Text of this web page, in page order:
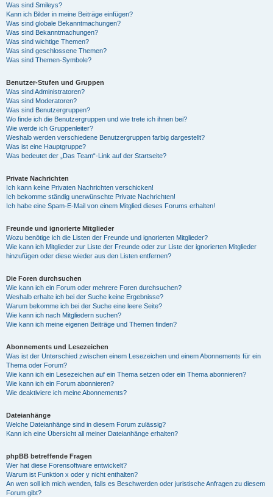
Was sind Smileys?
Kann ich Bilder in meine Beiträge einfügen?
Was sind globale Bekanntmachungen?
Was sind Bekanntmachungen?
Was sind wichtige Themen?
Was sind geschlossene Themen?
Was sind Themen-Symbole?
Benutzer-Stufen und Gruppen
Was sind Administratoren?
Was sind Moderatoren?
Was sind Benutzergruppen?
Wo finde ich die Benutzergruppen und wie trete ich ihnen bei?
Wie werde ich Gruppenleiter?
Weshalb werden verschiedene Benutzergruppen farbig dargestellt?
Was ist eine Hauptgruppe?
Was bedeutet der „Das Team“-Link auf der Startseite?
Private Nachrichten
Ich kann keine Privaten Nachrichten verschicken!
Ich bekomme ständig unerwünschte Private Nachrichten!
Ich habe eine Spam-E-Mail von einem Mitglied dieses Forums erhalten!
Freunde und ignorierte Mitglieder
Wozu benötige ich die Listen der Freunde und ignorierten Mitglieder?
Wie kann ich Mitglieder zur Liste der Freunde oder zur Liste der ignorierten Mitglieder
hinzufügen oder diese wieder aus den Listen entfernen?
Die Foren durchsuchen
Wie kann ich ein Forum oder mehrere Foren durchsuchen?
Weshalb erhalte ich bei der Suche keine Ergebnisse?
Warum bekomme ich bei der Suche eine leere Seite?
Wie kann ich nach Mitgliedern suchen?
Wie kann ich meine eigenen Beiträge und Themen finden?
Abonnements und Lesezeichen
Was ist der Unterschied zwischen einem Lesezeichen und einem Abonnements für ein
Thema oder Forum?
Wie kann ich ein Lesezeichen auf ein Thema setzen oder ein Thema abonnieren?
Wie kann ich ein Forum abonnieren?
Wie deaktiviere ich meine Abonnements?
Dateianhänge
Welche Dateianhänge sind in diesem Forum zulässig?
Kann ich eine Übersicht all meiner Dateianhänge erhalten?
phpBB betreffende Fragen
Wer hat diese Forensoftware entwickelt?
Warum ist Funktion x oder y nicht enthalten?
An wen soll ich mich wenden, falls es Beschwerden oder juristische Anfragen zu diesem
Forum gibt?